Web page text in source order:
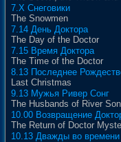
7.X Снеговики
The Snowmen
7.14 День Доктора
The Day of the Doctor
7.15 Время Доктора
The Time of the Doctor
8.13 Последнее
Last Christmas
9.13 Мужья Ривер Сонг
The Husbands of River
10.00 Возвращение
The Return of Doctor
10.13 Дважды во времени